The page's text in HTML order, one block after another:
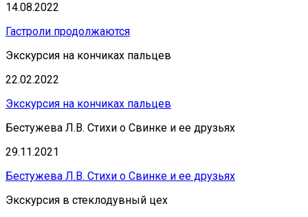
14.08.2022
Гастроли продолжаются
Экскурсия на кончиках пальцев
22.02.2022
Экскурсия на кончиках пальцев
Бестужева Л.В. Стихи о Свинке и ее друзьях
29.11.2021
Бестужева Л.В. Стихи о Свинке и ее друзьях
Экскурсия в стеклодувный цех